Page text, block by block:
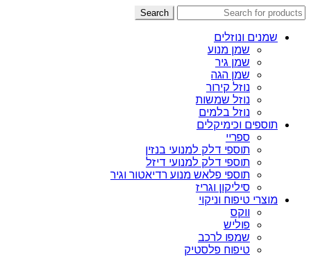
Search
שמנים ונוזלים
שמן מנוע
שמן גיר
שמן הגה
נוזל קירור
נוזל שמשות
נוזל בלמים
תוספים וכימיקלים
ספריי
תוספי דלק למנועי בנזין
תוספי דלק למנועי דיזל
תוספי פלאש מנוע רדיאטור וגיר
סיליקון וגריז
מוצרי טיפוח וניקוי
ווקס
פוליש
שמפו לרכב
טיפוח פלסטיק